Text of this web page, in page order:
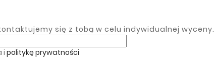
się z tobą w celu indywidualnej wyceny.
i politykę prywatności